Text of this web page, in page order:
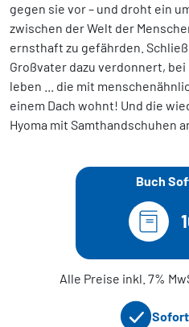
gegen sie vor – und droht ein
zwischen der Welt der
ernsthaft zu gefährden.
Großvater dazu verdonnert,
leben ... die mit
einem Dach wohnt! Und die
Hyoma mit Samthandschuhen
Buch
Alle Preise inkl. 7%